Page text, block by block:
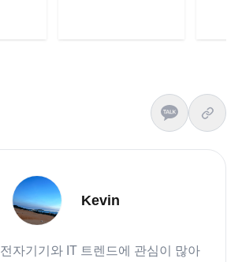
Kevin
자기기와 IT 트렌드에 관심이 많아